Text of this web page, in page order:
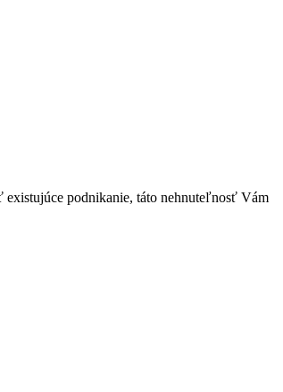
podnikanie, táto nehnuteľnosť Vám